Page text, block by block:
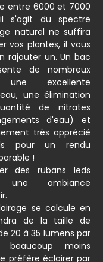
entre 6000 et 7000
s'agit du spectre
naturel ne suffira
vos plantes, il vous
rajouter un. Un bac
de nombreux
excellente
une élimination
de nitrates
d'eau) et
très apprécié
pour un rendu
!
des rubans leds
ambiance
se calcule en
de la taille de
20 à 35 lumens par
moins
préfère éclairer par